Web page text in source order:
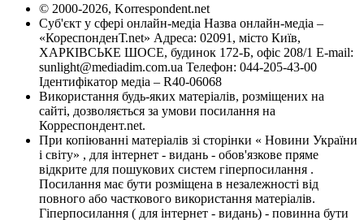
© 2000-2026, Korrespondent.net
Суб'єкт у сфері онлайн-медіа Назва онлайн-медіа –
«КореспонденТ.net» Адреса: 02091, місто Київ,
ХАРКІВСЬКЕ ШОСЕ, будинок 172-Б, офіс 208/1 E-mail:
sunlight@mediadim.com.ua Телефон: 044-205-43-00
Ідентифікатор медіа – R40-06068
Використання будь-яких матеріалів, розміщених на
сайті, дозволяється за умови посилання на
Корреспондент.net.
При копіюванні матеріалів зі сторінки « Новини України
і світу» , для інтернет - видань - обов'язкове пряме
відкрите для пошукових систем гіперпосилання .
Посилання має бути розміщена в незалежності від
повного або часткового використання матеріалів.
Гіперпосилання ( для інтернет - видань) - повинна бути